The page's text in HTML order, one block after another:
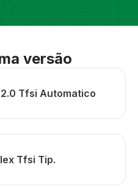
versão
Tfsi Automatico
Tfsi Tip.